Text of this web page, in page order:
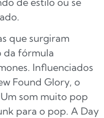
que surgiram
da fórmula
Influenciados
Found Glory, o
som muito pop
para o pop. A Day